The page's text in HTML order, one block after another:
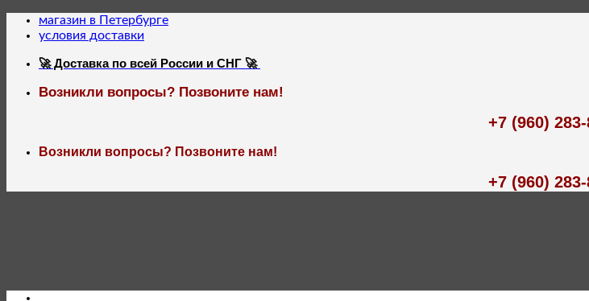
Skip
магазин в Петербурге
условия доставки
🚀 Доставка по всей России и СНГ 🚀
Возникли вопросы? Позвоните нам!
+7 (960)
Возникли вопросы? Позвоните нам!
+7 (960)